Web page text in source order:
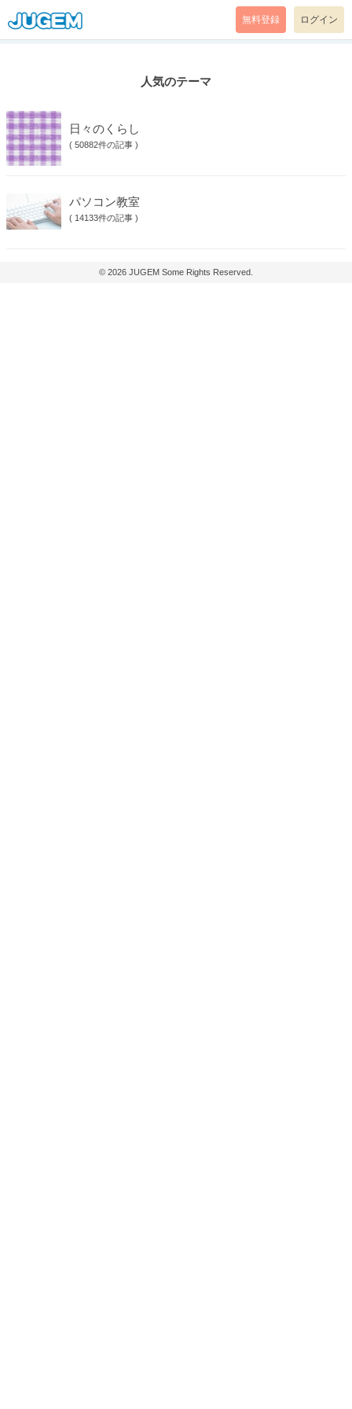
無料登録 ログイン
人気のテーマ
日々のくらし
( 50882件の記事 )
パソコン教室
( 14133件の記事 )
© 2026 JUGEM Some Rights Reserved.